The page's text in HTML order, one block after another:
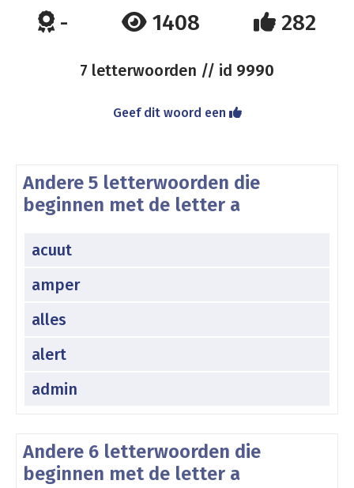
- 1408 282
7 letterwoorden // id 9990
Geef dit woord een
Andere 5 letterwoorden die
beginnen met de letter a
acuut
amper
alles
alert
admin
Andere 6 letterwoorden die
beginnen met de letter a